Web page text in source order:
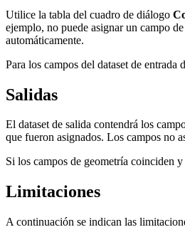
Utilice la tabla del cuadro de diálogo
ejemplo, no puede asignar un campo
automáticamente.
Para los campos del dataset de entrada
Salidas
El dataset de salida contendrá los
que fueron asignados. Los campos no
Si los campos de geometría coinciden
Limitaciones
A continuación se indican las